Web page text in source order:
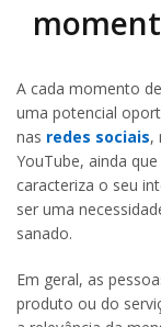
A cada momento
uma potencial
nas redes sociais,
YouTube, ainda
caracteriza o seu
ser uma
sanado.
Em geral, as
produto ou do